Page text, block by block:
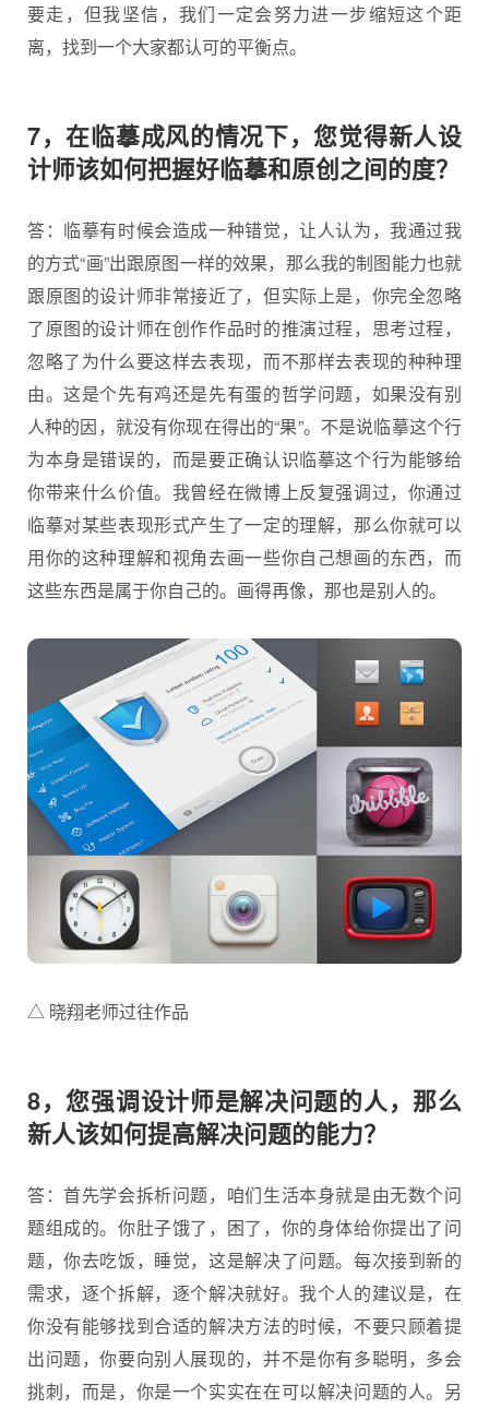
要走，但我坚信，我们一定会努力进一步缩短这个距
离，找到一个大家都认可的平衡点。
7，在临摹成风的情况下，您觉得新人设
计师该如何把握好临摹和原创之间的度？
答：临摹有时候会造成一种错觉，让人认为，我通过我
的方式“画”出跟原图一样的效果，那么我的制图能力也就
跟原图的设计师非常接近了，但实际上是，你完全忽略
了原图的设计师在创作作品时的推演过程，思考过程，
忽略了为什么要这样去表现，而不那样去表现的种种理
由。这是个先有鸡还是先有蛋的哲学问题，如果没有别
人种的因，就没有你现在得出的“果”。不是说临摹这个行
为本身是错误的，而是要正确认识临摹这个行为能够给
你带来什么价值。我曾经在微博上反复强调过，你通过
临摹对某些表现形式产生了一定的理解，那么你就可以
用你的这种理解和视角去画一些你自己想画的东西，而
这些东西是属于你自己的。画得再像，那也是别人的。
△ 晓翔老师过往作品
8，您强调设计师是解决问题的人，那么
新人该如何提高解决问题的能力？
答：首先学会拆析问题，咱们生活本身就是由无数个问
题组成的。你肚子饿了，困了，你的身体给你提出了问
题，你去吃饭，睡觉，这是解决了问题。每次接到新的
需求，逐个拆解，逐个解决就好。我个人的建议是，在
你没有能够找到合适的解决方法的时候，不要只顾着提
出问题，你要向别人展现的，并不是你有多聪明，多会
挑刺，而是，你是一个实实在在可以解决问题的人。另